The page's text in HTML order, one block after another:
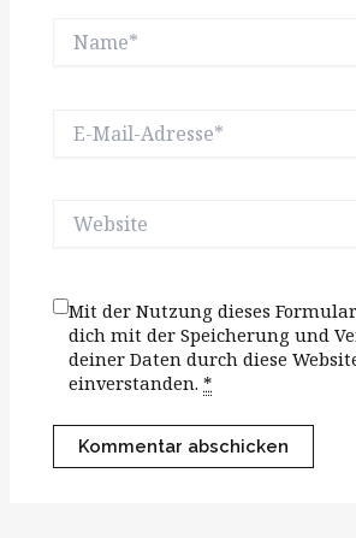
Mail-
Website
Mit der Nutzung dieses
dich mit der Speicherung und
deiner Daten durch diese
einverstanden.*